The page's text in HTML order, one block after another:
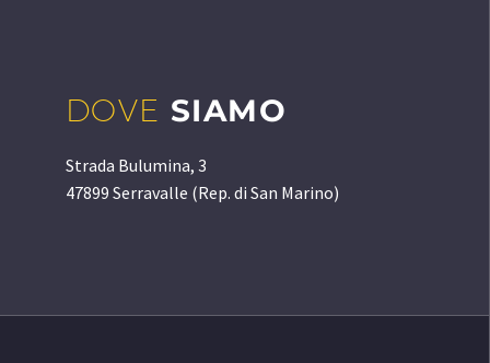
DOVE SIAMO
Strada Bulumina, 3
47899 Serravalle (Rep. di San Marino)